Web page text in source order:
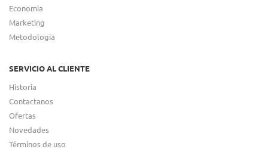
Economia
Marketing
Metodologia
SERVICIO AL CLIENTE
Historia
Contactanos
Ofertas
Novedades
Términos de uso